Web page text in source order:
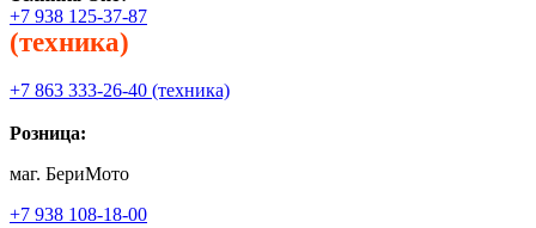
+7 938 125-37-87
(техника)
+7 863 333-26-40 (техника)
Розница:
маг. БериМото
+7 938 108-18-00